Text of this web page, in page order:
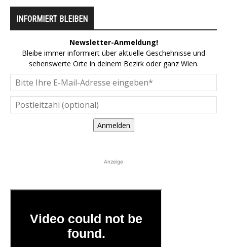
INFORMIERT BLEIBEN
Newsletter-Anmeldung!
Bleibe immer informiert über aktuelle Geschehnisse und
sehenswerte Orte in deinem Bezirk oder ganz Wien.
Anmelden
Anzeige